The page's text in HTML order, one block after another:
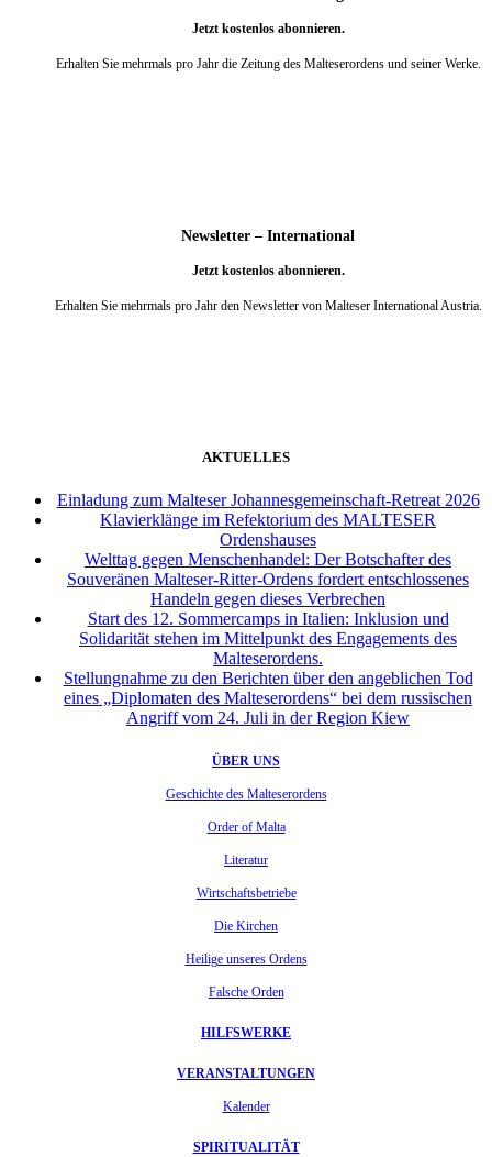
Jetzt kostenlos abonnieren.
Erhalten Sie mehrmals pro Jahr die Zeitung des Malteserordens und seiner Werke.
Newsletter – International
Jetzt kostenlos abonnieren.
Erhalten Sie mehrmals pro Jahr den Newsletter von Malteser International Austria.
AKTUELLES
Einladung zum Malteser Johannesgemeinschaft-Retreat 2026
Klavierklänge im Refektorium des MALTESER
Ordenshauses
Welttag gegen Menschenhandel: Der Botschafter des
Souveränen Malteser-Ritter-Ordens fordert entschlossenes
Handeln gegen dieses Verbrechen
Start des 12. Sommercamps in Italien: Inklusion und
Solidarität stehen im Mittelpunkt des Engagements des
Malteserordens.
Stellungnahme zu den Berichten über den angeblichen Tod
eines „Diplomaten des Malteserordens“ bei dem russischen
Angriff vom 24. Juli in der Region Kiew
ÜBER UNS
Geschichte des Malteserordens
Order of Malta
Literatur
Wirtschaftsbetriebe
Die Kirchen
Heilige unseres Ordens
Falsche Orden
HILFSWERKE
VERANSTALTUNGEN
Kalender
SPIRITUALITÄT